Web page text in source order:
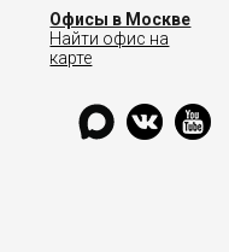
Офисы в Москве
Найти офис на
карте